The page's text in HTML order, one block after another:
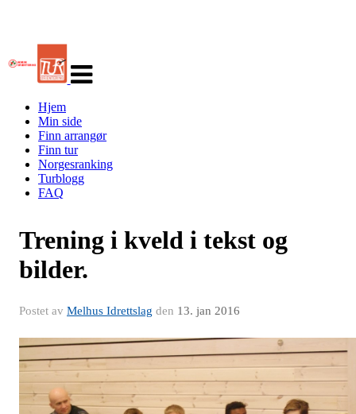
navigasjon
Hjem
Min side
Finn arrangør
Finn tur
Norgesranking
Turblogg
FAQ
Trening i kveld i tekst og
bilder.
Postet av Melhus Idrettslag den 13. jan 2016